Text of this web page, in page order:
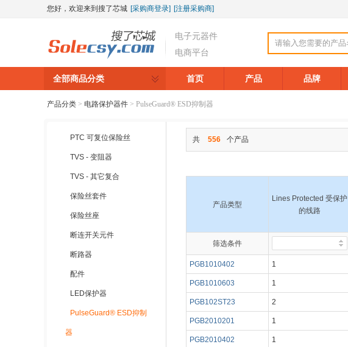
您好，欢迎来到搜了芯城 [采购商登录] [注册采购商]
电子元器件
电商平台
全部商品分类 首页 产品 品牌
产品分类 > 电路保护器件 > PulseGuard® ESD抑制器
共 556 个产品
产品类型
Lines Protected 受保护
的线路
筛选条件
PGB1010402 1
PGB1010603 1
PGB102ST23 2
PGB2010201 1
PGB2010402 1
PTC 可复位保险丝
TVS - 变阻器
TVS - 其它复合
保险丝套件
保险丝座
断连开关元件
断路器
配件
LED保护器
PulseGuard® ESD抑制
器